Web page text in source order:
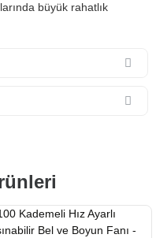
büyük rahatlık